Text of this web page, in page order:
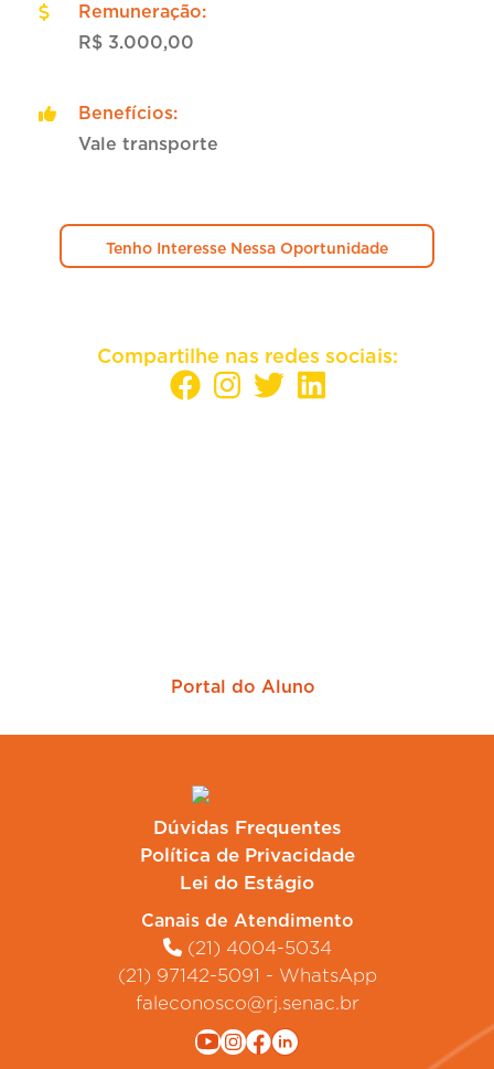
Remuneração:
R$ 3.000,00
Benefícios:
Vale transporte
Tenho Interesse Nessa Oportunidade
Compartilhe nas redes sociais:
Portal do Aluno
Dúvidas Frequentes
Política de Privacidade
Lei do Estágio
Canais de Atendimento
(21) 4004-5034
(21) 97142-5091 - WhatsApp
faleconosco@rj.senac.br